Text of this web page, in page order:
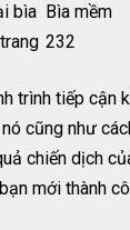
bìa Bìa mềm
232
trình tiếp cận
nó cũng như
chiến dịch
mới thành